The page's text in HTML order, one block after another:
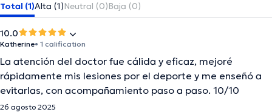
Total (1)Alta (1)Neutral (0)Baja (0)
10.0
Katherine• 1 calification
La atención del doctor fue cálida y eficaz, mejoré
rápidamente mis lesiones por el deporte y me enseñó a
evitarlas, con acompañamiento paso a paso. 10/10
26 agosto 2025